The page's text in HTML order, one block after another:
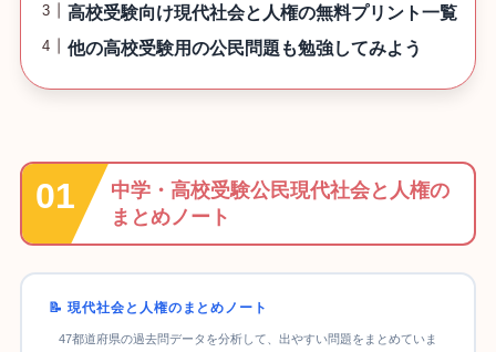
高校受験向け現代社会と人権の無料プリント一覧
他の高校受験用の公民問題も勉強してみよう
中学・高校受験公民現代社会と人権の
まとめノート
📝 現代社会と人権のまとめノート
47都道府県の過去問データを分析して、出やすい問題をまとめていま